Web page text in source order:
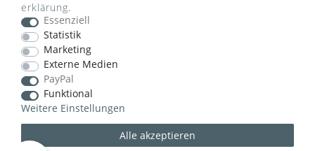
VERSANDART
erklärung.
Essenziell
Statistik
Marketing
Externe Medien
PayPal
Funktional
Weitere Einstellungen
Alle akzeptieren